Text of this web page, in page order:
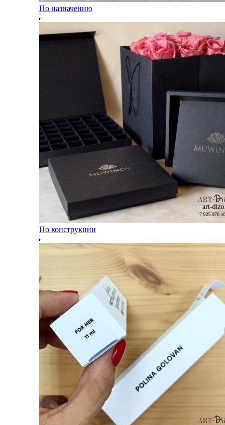
По назначению
По конструкции